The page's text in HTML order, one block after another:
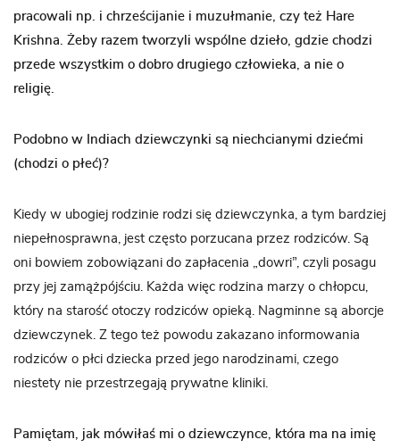
pracowali np. i chrześcijanie i muzułmanie, czy też Hare
Krishna. Żeby razem tworzyli wspólne dzieło, gdzie chodzi
przede wszystkim o dobro drugiego człowieka, a nie o
religię.
Podobno w Indiach dziewczynki są niechcianymi dziećmi
(chodzi o płeć)?
Kiedy w ubogiej rodzinie rodzi się dziewczynka, a tym bardziej
niepełnosprawna, jest często porzucana przez rodziców. Są
oni bowiem zobowiązani do zapłacenia „dowri”, czyli posagu
przy jej zamążpójściu. Każda więc rodzina marzy o chłopcu,
który na starość otoczy rodziców opieką. Nagminne są aborcje
dziewczynek. Z tego też powodu zakazano informowania
rodziców o płci dziecka przed jego narodzinami, czego
niestety nie przestrzegają prywatne kliniki.
Pamiętam, jak mówiłaś mi o dziewczynce, która ma na imię